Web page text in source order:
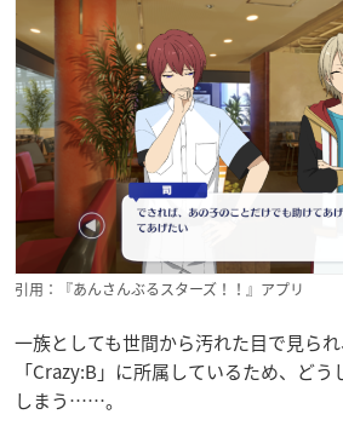
引用：『あんさんぶるスターズ！！』アプリ
一族としても世間から汚れた目で見ら
「Crazy:B」に所属しているため、ど
しまう……。